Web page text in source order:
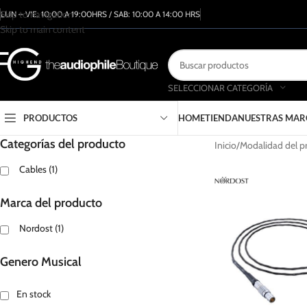
Skip to navigation
Skip to main content
LUN – VIE: 10:00 A 19:00HRS / SAB: 10:00 A 14:00 HRS
SELECCIONAR CATEGORÍA
PRODUCTOS HOMETIENDANUESTRAS
Categorías del producto
Cables (1)
Marca del producto
Nordost (1)
Genero Musical
En stock
Inicio Modalidad del